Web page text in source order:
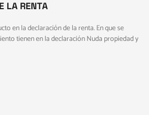
LA RENTA
en la declaración de la renta. En que se
tienen en la declaración Nuda propiedad y